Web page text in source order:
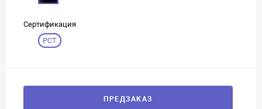
Сертификация
РСТ
ПРЕДЗАКАЗ